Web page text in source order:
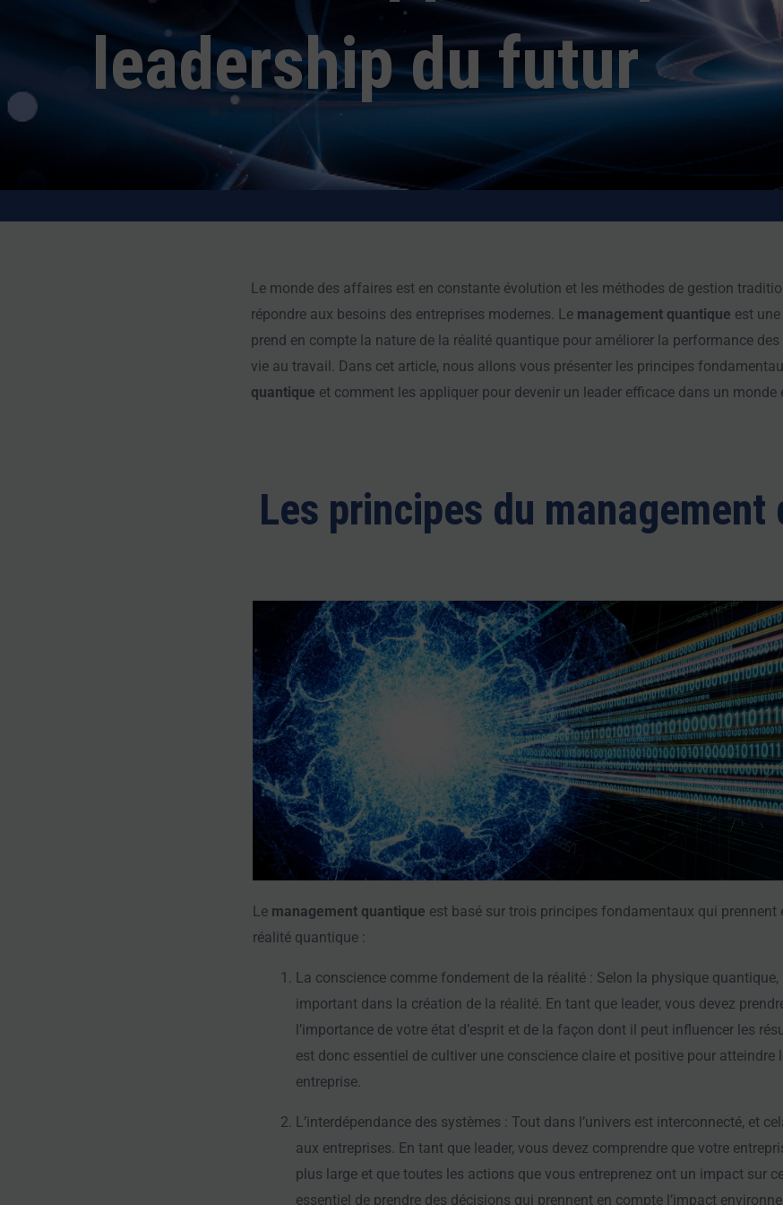
leadership du futur
Le monde des affaires est en constante évolution et les méthodes de gestion
répondre aux besoins des entreprises modernes. Le management quantique est
prend en compte la nature de la réalité quantique pour améliorer la performance
vie au travail. Dans cet article, nous allons vous présenter les principes
quantique et comment les appliquer pour devenir un leader efficace dans un
Les principes du management
Le management quantique est basé sur trois principes fondamentaux qui prennent
réalité quantique :
La conscience comme fondement de la réalité : Selon la physique
important dans la création de la réalité. En tant que leader, vous devez
l’importance de votre état d’esprit et de la façon dont il peut influencer les
est donc essentiel de cultiver une conscience claire et positive pour atteindre
entreprise.
L’interdépendance des systèmes : Tout dans l’univers est interconnecté, et
aux entreprises. En tant que leader, vous devez comprendre que votre
plus large et que toutes les actions que vous entreprenez ont un impact sur
essentiel de prendre des décisions qui prennent en compte l’impact